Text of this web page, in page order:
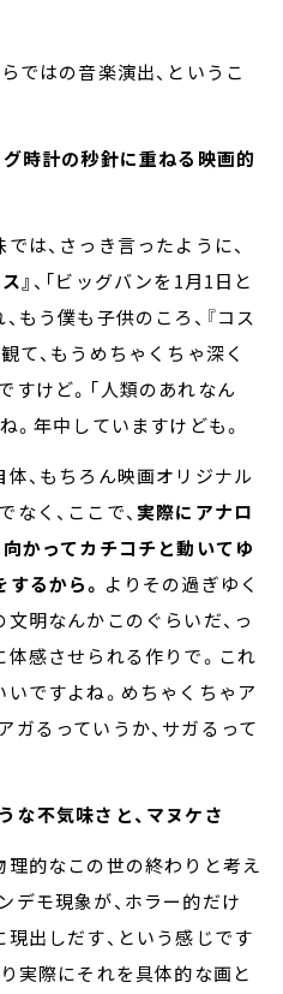
ではの音楽演出、というこ
時計の秒針に重ねる映画的
は、さっき言ったように、
』 、「ビッグバンを1月1日と
もう僕も子供のころ、『コス
て、もうめちゃくちゃ深く
けど。「人類のあれなん
。年中していますけども。
、もちろん映画オリジナル
く、ここで、 実際にアナロ
かってカチコチと動いてゆ
るから。 よりその過ぎゆく
明なんかこのぐらいだ、っ
体感させられる作りで。これ
いですよね。めちゃくちゃア
るっていうか、サガるって
不気味さと、マヌケさ
理的なこの世の終わりと考え
デモ現象が、ホラー的だけ
出しだす、という感じです
実際にそれを具体的な画と